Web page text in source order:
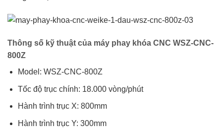
Thông số kỹ thuật của máy phay khóa CNC WSZ-CNC-
800Z
Model: WSZ-CNC-800Z
Tốc độ trục chính: 18.000 vòng/phút
Hành trình trục X: 800mm
Hành trình trục Y: 300mm